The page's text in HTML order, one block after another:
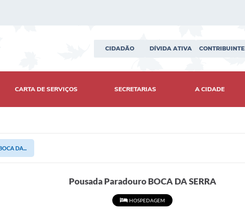
CIDADÃO DÍVIDA ATIVA CONTRIBUINTE
CARTA DE SERVIÇOS SECRETARIAS A CIDADE
DA...
Pousada Paradouro BOCA DA SERRA
HOSPEDAGEM